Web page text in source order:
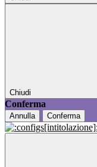
Chiudi
Conferma
Annulla Conferma